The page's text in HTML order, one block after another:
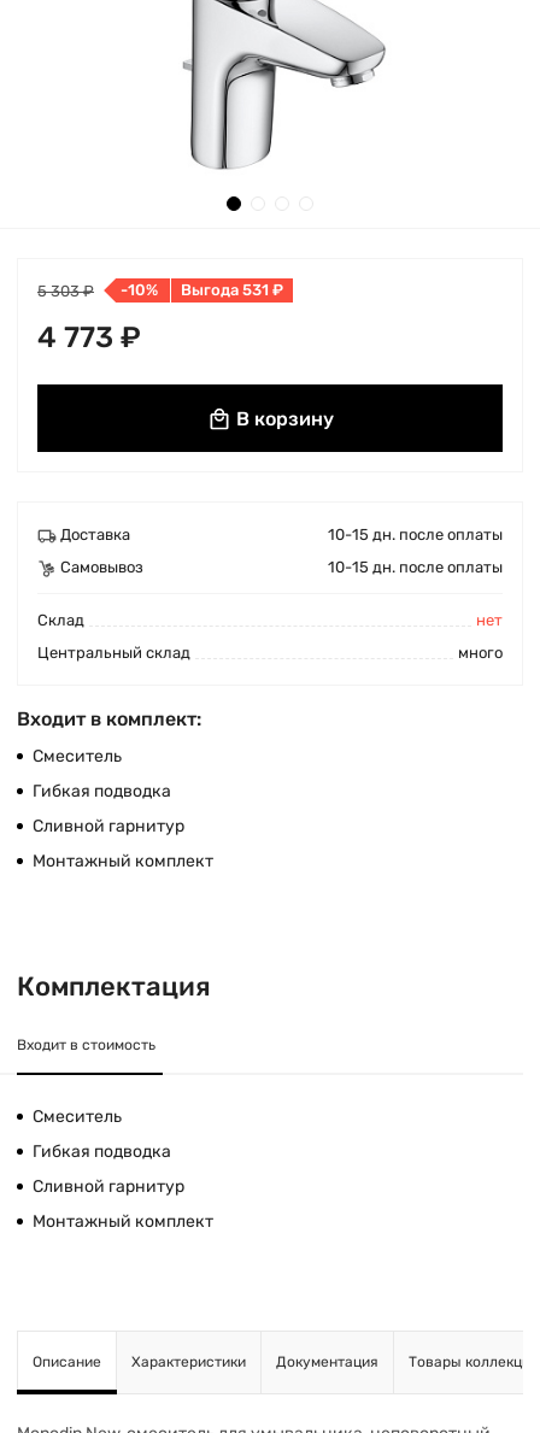
5 303 ₽ -10% Выгода 531 ₽
4 773 ₽
В корзину
Доставка
10-15 дн. после оплаты
Самовывоз
10-15 дн. после оплаты
Cклад
нет
Центральный склад
много
Входит в комплект:
Смеситель
Гибкая подводка
Сливной гарнитур
Монтажный комплект
Комплектация
Входит в стоимость
Смеситель
Гибкая подводка
Сливной гарнитур
Монтажный комплект
Описание Характеристики Документация Товары коллекции